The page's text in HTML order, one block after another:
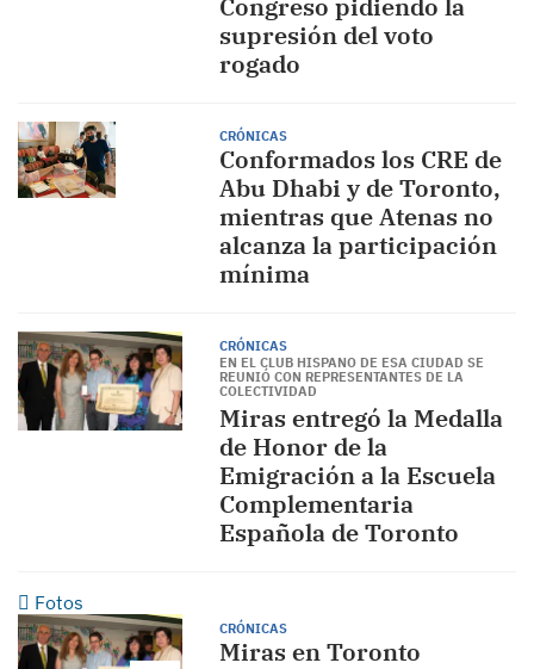
Congreso pidiendo la
supresión del voto
rogado
CRÓNICAS
Conformados los CRE de
Abu Dhabi y de Toronto,
mientras que Atenas no
alcanza la participación
mínima
CRÓNICAS
EN EL CLUB HISPANO DE ESA CIUDAD SE
REUNIÓ CON REPRESENTANTES DE LA
COLECTIVIDAD
Miras entregó la Medalla
de Honor de la
Emigración a la Escuela
Complementaria
Española de Toronto
Fotos
CRÓNICAS
Miras en Toronto